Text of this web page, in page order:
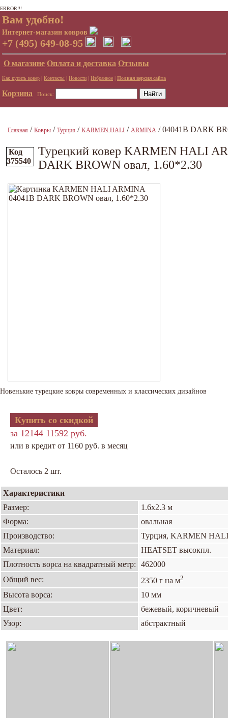
ERROR!!!
Вам удобно!
Интернет-магазин ковров
+7 (495) 649-08-95
О магазине Оплата и доставка Отзывы
Как купить ковер | Контакты | Новости | Избранное | Полная версия сайта
Корзина Поиск:
Главная / Ковры / Турция / KARMEN HALI / ARMINA / 04041B DARK
Код
375540
Турецкий ковер KARMEN HALI
DARK BROWN овал, 1.60*2.30
Новенькие турецкие ковры современных и классических дизайнов
Купить со скидкой
за 12144 11592 руб.
или в кредит от 1160 руб. в месяц
Осталось 2 шт.
Характеристики
Размер:
1.6х2.3 м
Форма:
овальная
Производство:
Турция, KARMEN HALI
Материал:
HEATSET высокпл.
Плотность ворса на квадратный метр:
462000
Общий вес:
2350 г на м2
Высота ворса:
10 мм
Цвет:
бежевый, коричневый
Узор:
абстрактный